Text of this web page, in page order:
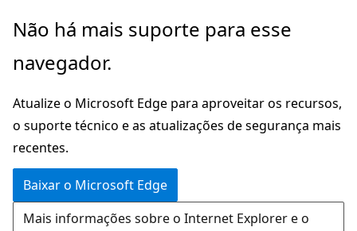
Pular
o
principal
Não há mais suporte para esse
navegador.
Atualize o Microsoft Edge para aproveitar os recursos,
o suporte técnico e as atualizações de segurança mais
recentes.
Baixar o Microsoft Edge
Mais informações sobre o Internet Explorer e o